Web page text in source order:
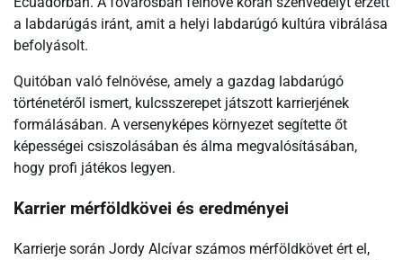
a labdarúgás iránt, amit a helyi labdarúgó kultúra vibrálása
befolyásolt.
Quitóban való felnövése, amely a gazdag labdarúgó
történetéről ismert, kulcsszerepet játszott karrierjének
formálásában. A versenyképes környezet segítette őt
képességei csiszolásában és álma megvalósításában,
hogy profi játékos legyen.
Karrier mérföldkövei és eredményei
Karrierje során Jordy Alcívar számos mérföldkövet ért el,